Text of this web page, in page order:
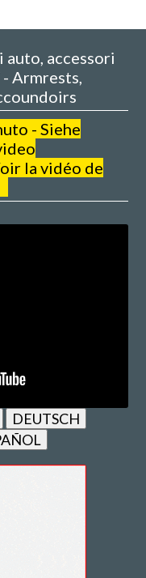
accessori
Armrests,
- Siehe
la vidéo de
DEUTSCH